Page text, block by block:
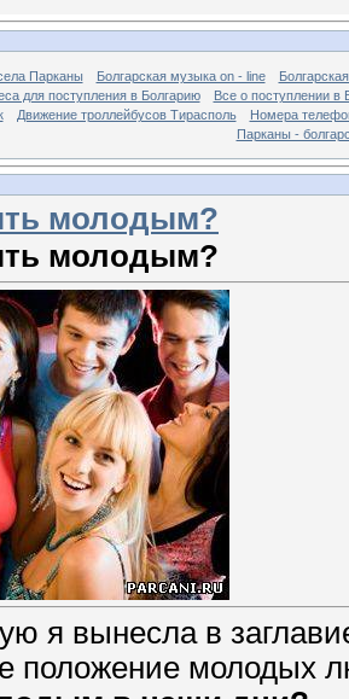
Парканы Болгарская музыка on - line
для поступления в Болгарию
Все о поступлении в
Движение троллейбусов Тирасполь
Номера
Парканы -
молодым?
молодым?
я вынесла в
положение молодых